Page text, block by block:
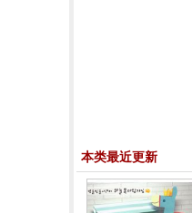
本类最近更新